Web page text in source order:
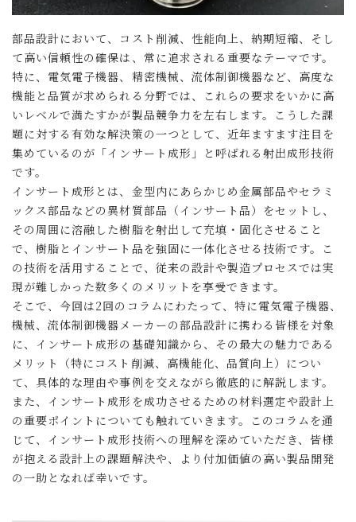
部品設計において、コスト削減、性能向上、納期短縮、そし
て高い信頼性の確保は、常に追求される重要なテーマです。
特に、電気電子機器、精密機械、流体制御機器など、高度な
機能と品質が求められる分野では、これらの要求をいかに高
いレベルで満たすかが製品競争力を左右します。こうした課
題に対する有効な解決策の一つとして、近年ますます注目を
集めているのが「インサート成形」と呼ばれる射出成形技術
です。
インサート成形とは、金型内にあらかじめ金属部品やセラミ
ックス部品などの異材質部品（インサート品）をセットし、
その周囲に溶融した樹脂を射出して充填・固化させること
で、樹脂とインサート品を強固に一体化させる技術です。こ
の技術を活用することで、従来の設計や製造プロセスでは実
現が難しかった数多くのメリットを享受できます。
そこで、今回は2回のコラムにわたって、特に電気電子機器、
機械、流体制御機器メーカーの部品設計に携わる皆様を対象
に、インサート成形の基礎知識から、その最大の魅力である
メリット（特にコスト削減、高機能化、品質向上）につい
て、具体的な理由や事例を交えながら徹底的に解説します。
また、インサート成形を成功させるための材料選定や設計上
の重要ポイントについても触れていきます。このコラムを通
じて、インサート成形技術への理解を深めていただき、皆様
が抱える設計上の課題解決や、より付加価値の高い製品開発
の一助となれば幸いです。